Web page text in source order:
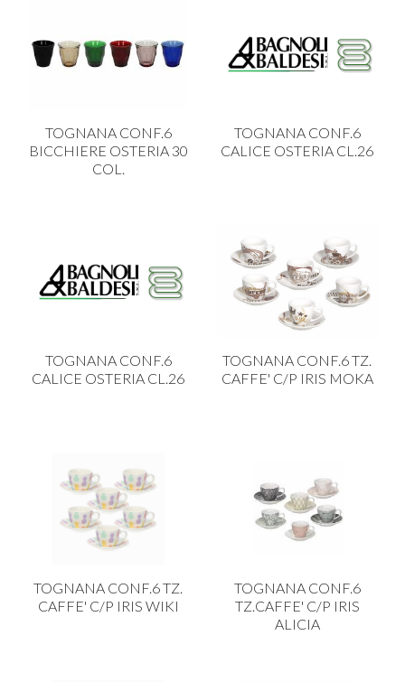
TOGNANA CONF.6
BICCHIERE OSTERIA 30
COL.
TOGNANA CONF.6
CALICE OSTERIA CL.26
TOGNANA CONF.6
CALICE OSTERIA CL.26
TOGNANA CONF.6 TZ.
CAFFE' C/P IRIS MOKA
TOGNANA CONF.6 TZ.
CAFFE' C/P IRIS WIKI
TOGNANA CONF.6
TZ.CAFFE' C/P IRIS
ALICIA